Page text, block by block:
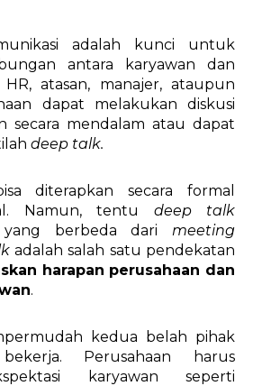
adalah kunci untuk
antara karyawan dan
HR, atasan, manajer, ataupun
dapat melakukan diskusi
secara mendalam atau dapat
deep talk.
diterapkan secara formal
Namun, tentu
berbeda dari
adalah salah satu pendekatan
harapan perusahaan dan
.
kedua belah pihak
Perusahaan harus
karyawan seperti